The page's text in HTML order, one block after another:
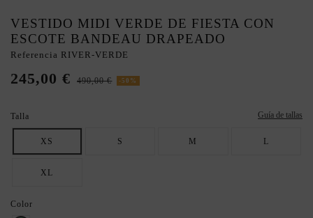
VESTIDO MIDI VERDE DE FIESTA CON
ESCOTE BANDEAU DRAPEADO
Referencia RIVER-VERDE
245,00 € 490,00 € -50%
Talla Guía de tallas
XS S M L
XL
Color